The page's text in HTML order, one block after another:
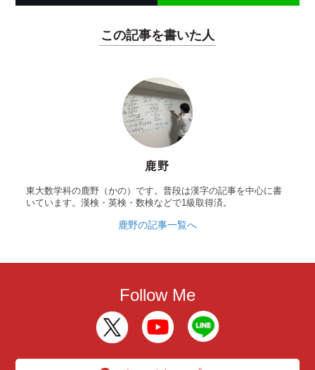
この記事を書いた人
鹿野
東大数学科の鹿野（かの）です。普段は漢字の記事を中心に書
いています。漢検・英検・数検などで1級取得済。
鹿野の記事一覧へ
Follow Me